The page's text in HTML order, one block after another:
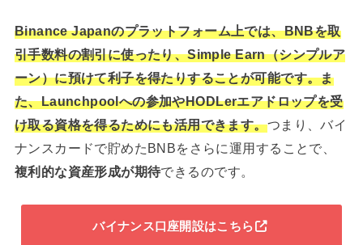
Binance Japanのプラットフォーム上では、BNBを取
引手数料の割引に使ったり、Simple Earn（シンプルア
ーン）に預けて利子を得たりすることが可能です。ま
た、Launchpoolへの参加やHODLerエアドロップを受
け取る資格を得るためにも活用できます。つまり、バイ
ナンスカードで貯めたBNBをさらに運用することで、
複利的な資産形成が期待できるのです。
バイナンス口座開設はこちら